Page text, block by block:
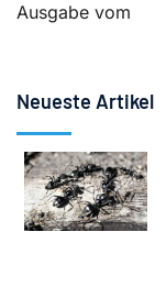
Ausgabe vom
Neueste Artikel